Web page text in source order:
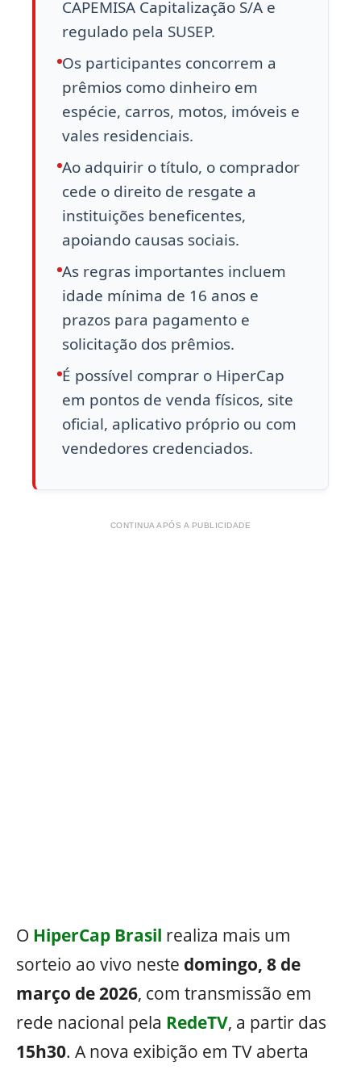
CAPEMISA Capitalização S/A e
regulado pela SUSEP.
Os participantes concorrem a
prêmios como dinheiro em
espécie, carros, motos, imóveis e
vales residenciais.
Ao adquirir o título, o comprador
cede o direito de resgate a
instituições beneficentes,
apoiando causas sociais.
As regras importantes incluem
idade mínima de 16 anos e
prazos para pagamento e
solicitação dos prêmios.
É possível comprar o HiperCap
em pontos de venda físicos, site
oficial, aplicativo próprio ou com
vendedores credenciados.
CONTINUA APÓS A PUBLICIDADE
O HiperCap Brasil realiza mais um
sorteio ao vivo neste domingo, 8 de
março de 2026, com transmissão em
rede nacional pela RedeTV, a partir das
15h30. A nova exibição em TV aberta